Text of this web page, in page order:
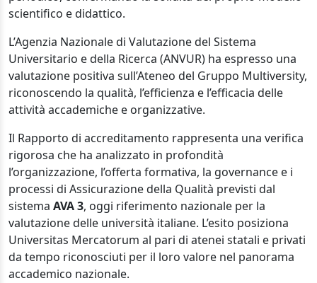
scientifico e didattico.
L’Agenzia Nazionale di Valutazione del Sistema
Universitario e della Ricerca (ANVUR) ha espresso una
valutazione positiva sull’Ateneo del Gruppo Multiversity,
riconoscendo la qualità, l’efficienza e l’efficacia delle
attività accademiche e organizzative.
Il Rapporto di accreditamento rappresenta una verifica
rigorosa che ha analizzato in profondità
l’organizzazione, l’offerta formativa, la governance e i
processi di Assicurazione della Qualità previsti dal
sistema AVA 3, oggi riferimento nazionale per la
valutazione delle università italiane. L’esito posiziona
Universitas Mercatorum al pari di atenei statali e privati
da tempo riconosciuti per il loro valore nel panorama
accademico nazionale.